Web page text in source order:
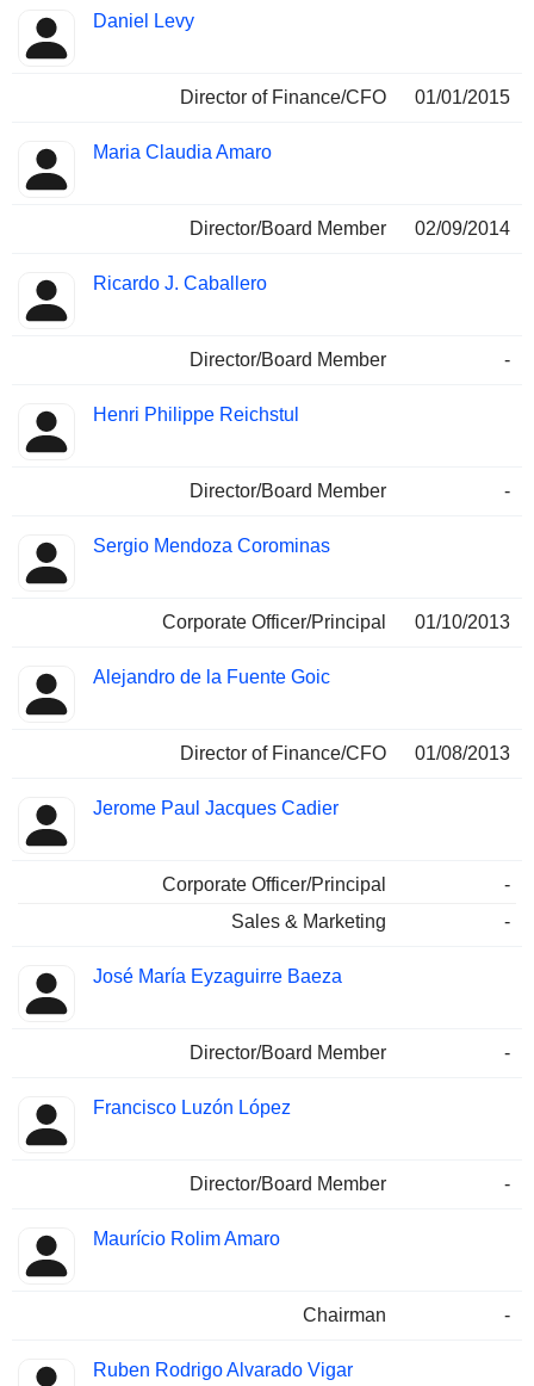
Daniel Levy
Director of Finance/CFO 01/01/2015
Maria Claudia Amaro
Director/Board Member 02/09/2014
Ricardo J. Caballero
Director/Board Member -
Henri Philippe Reichstul
Director/Board Member -
Sergio Mendoza Corominas
Corporate Officer/Principal 01/10/2013
Alejandro de la Fuente Goic
Director of Finance/CFO 01/08/2013
Jerome Paul Jacques Cadier
Corporate Officer/Principal
-
Sales & Marketing
-
José María Eyzaguirre Baeza
Director/Board Member -
Francisco Luzón López
Director/Board Member -
Maurício Rolim Amaro
Chairman -
Ruben Rodrigo Alvarado Vigar